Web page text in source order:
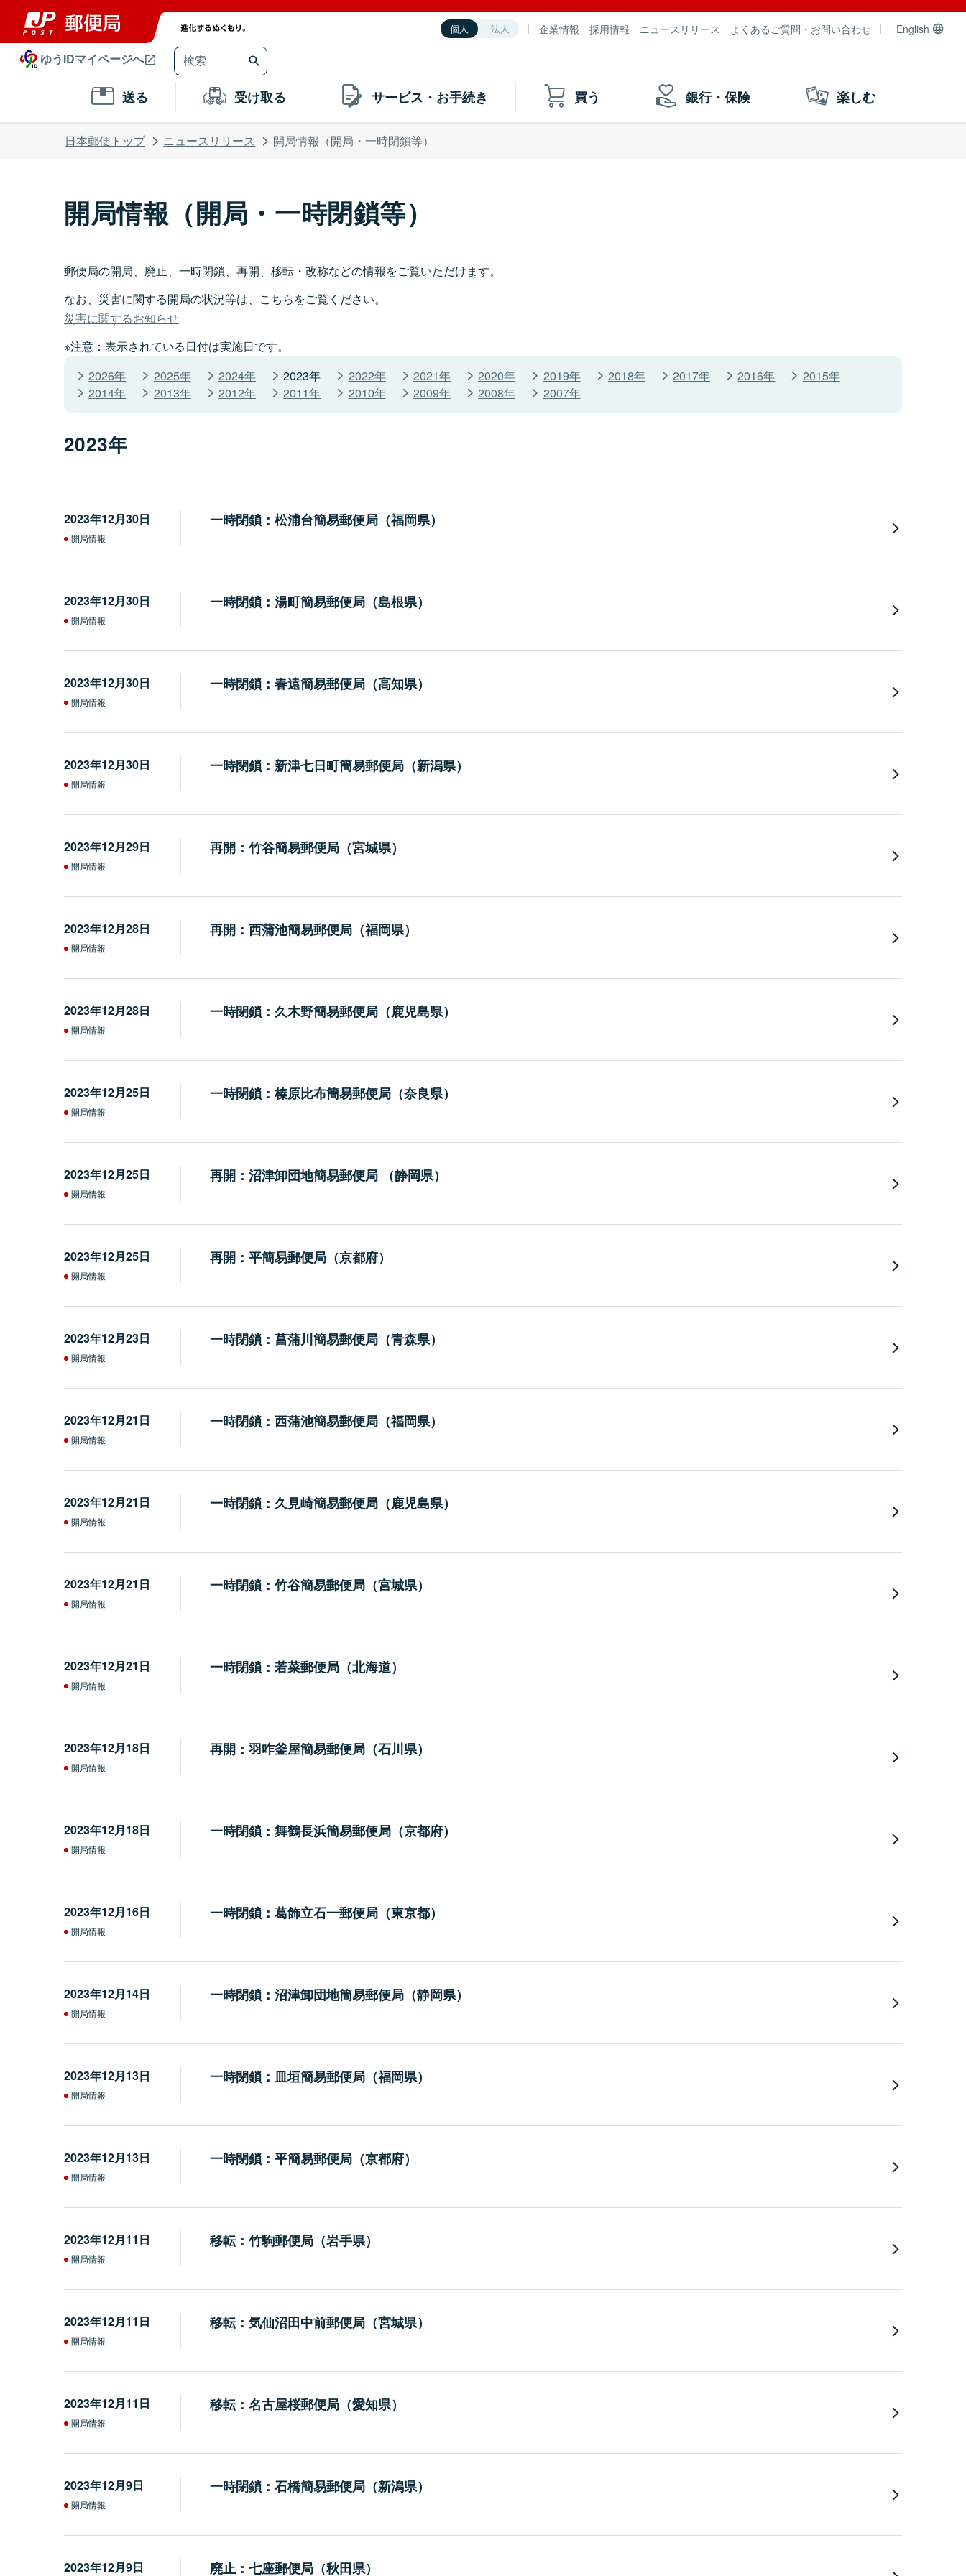
個人 法人 企業情報 採用情報 ニュースリリース よくあるご質問・お問い合わせ English
ゆうIDマイページへ
送る 受け取る サービス・お手続き 買う 銀行・保険 楽しむ
日本郵便トップ ニュースリリース 開局情報（開局・一時閉鎖等）
開局情報（開局・一時閉鎖等）
郵便局の開局、廃止、一時閉鎖、再開、移転・改称などの情報をご覧いただけます。
なお、災害に関する開局の状況等は、こちらをご覧ください。
災害に関するお知らせ
※注意：表示されている日付は実施日です。
2026年
2025年 2024年 2023年 2022年 2021年 2020年 2019年 2018年 2017年 2016年
2015年
2014年
2013年 2012年 2011年 2010年 2009年 2008年 2007年
2023年
2023年12月30日
開局情報
一時閉鎖：松浦台簡易郵便局（福岡県）
2023年12月30日
開局情報
一時閉鎖：湯町簡易郵便局（島根県）
2023年12月30日
開局情報
一時閉鎖：春遠簡易郵便局（高知県）
2023年12月30日
開局情報
一時閉鎖：新津七日町簡易郵便局（新潟県）
2023年12月29日
開局情報
再開：竹谷簡易郵便局（宮城県）
2023年12月28日
開局情報
再開：西蒲池簡易郵便局（福岡県）
2023年12月28日
開局情報
一時閉鎖：久木野簡易郵便局（鹿児島県）
2023年12月25日
開局情報
一時閉鎖：榛原比布簡易郵便局（奈良県）
2023年12月25日
開局情報
再開：沼津卸団地簡易郵便局 （静岡県）
2023年12月25日
開局情報
再開：平簡易郵便局（京都府）
2023年12月23日
開局情報
一時閉鎖：菖蒲川簡易郵便局（青森県）
2023年12月21日
開局情報
一時閉鎖：西蒲池簡易郵便局（福岡県）
2023年12月21日
開局情報
一時閉鎖：久見崎簡易郵便局（鹿児島県）
2023年12月21日
開局情報
一時閉鎖：竹谷簡易郵便局（宮城県）
2023年12月21日
開局情報
一時閉鎖：若菜郵便局（北海道）
2023年12月18日
開局情報
再開：羽咋釜屋簡易郵便局（石川県）
2023年12月18日
開局情報
一時閉鎖：舞鶴長浜簡易郵便局（京都府）
2023年12月16日
開局情報
一時閉鎖：葛飾立石一郵便局（東京都）
2023年12月14日
開局情報
一時閉鎖：沼津卸団地簡易郵便局（静岡県）
2023年12月13日
開局情報
一時閉鎖：皿垣簡易郵便局（福岡県）
2023年12月13日
開局情報
一時閉鎖：平簡易郵便局（京都府）
2023年12月11日
開局情報
移転：竹駒郵便局（岩手県）
2023年12月11日
開局情報
移転：気仙沼田中前郵便局（宮城県）
2023年12月11日
開局情報
移転：名古屋桜郵便局（愛知県）
2023年12月9日
開局情報
一時閉鎖：石橋簡易郵便局（新潟県）
2023年12月9日 廃止：七座郵便局（秋田県）